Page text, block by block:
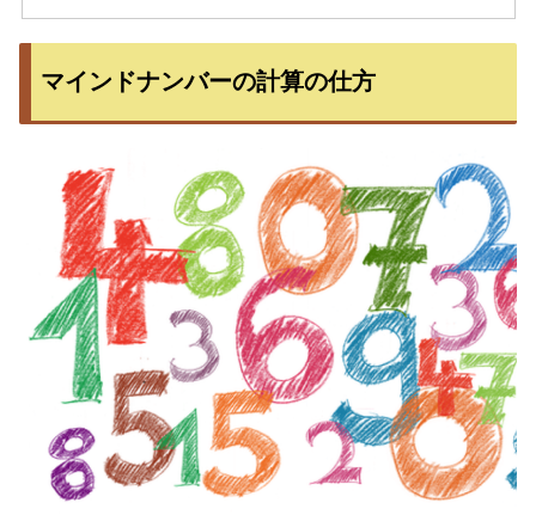
マインドナンバーの計算の仕方